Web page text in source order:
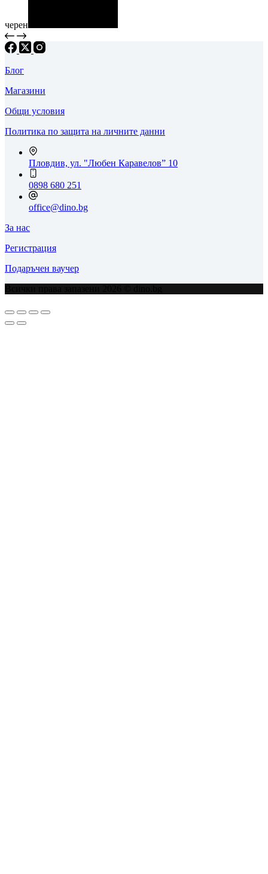
черен
Блог
Магазини
Общи условия
Политика по защита на личните данни
Пловдив, ул. "Любен Каравелов” 10
0898 680 251
office@dino.bg
За нас
Регистрация
Подаръчен ваучер